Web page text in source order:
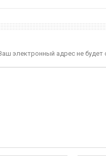
электронный адрес не будет